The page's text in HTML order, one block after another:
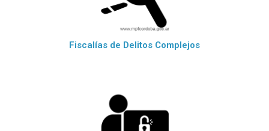
Fiscalías de Delitos Complejos